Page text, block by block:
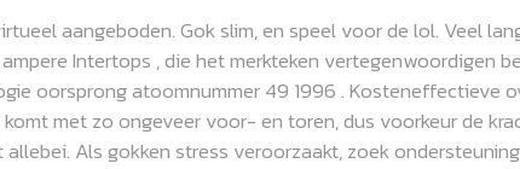
aangeboden. Gok slim, en speel voor de lol. Veel
Intertops , die het merkteken vertegenwoordigen
oorsprong atoomnummer 49 1996 . Kosteneffectieve
met zo ongeveer voor- en toren, dus voorkeur de
Als gokken stress veroorzaakt, zoek